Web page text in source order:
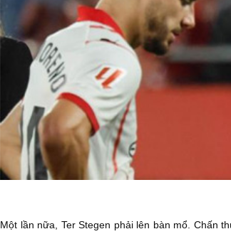
Một lần nữa, Ter Stegen phải lên bàn mổ. Chấn